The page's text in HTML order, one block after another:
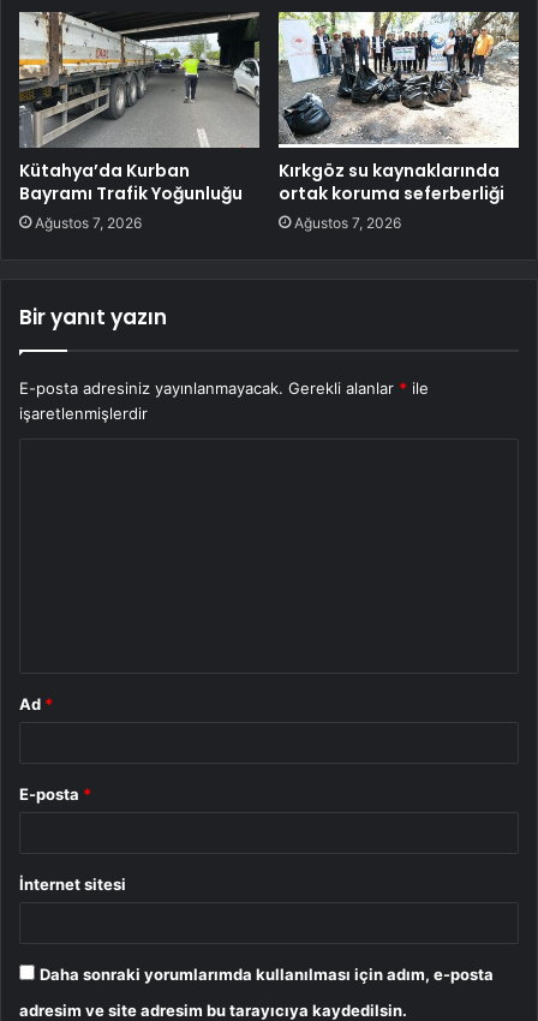
Kütahya’da Kurban
Bayramı Trafik Yoğunluğu
Ağustos 7, 2026
Kırkgöz su kaynaklarında
ortak koruma seferberliği
Ağustos 7, 2026
Bir yanıt yazın
E-posta adresiniz yayınlanmayacak. Gerekli alanlar * ile
işaretlenmişlerdir
Ad *
E-posta *
İnternet sitesi
Daha sonraki yorumlarımda kullanılması için adım, e-posta
adresim ve site adresim bu tarayıcıya kaydedilsin.